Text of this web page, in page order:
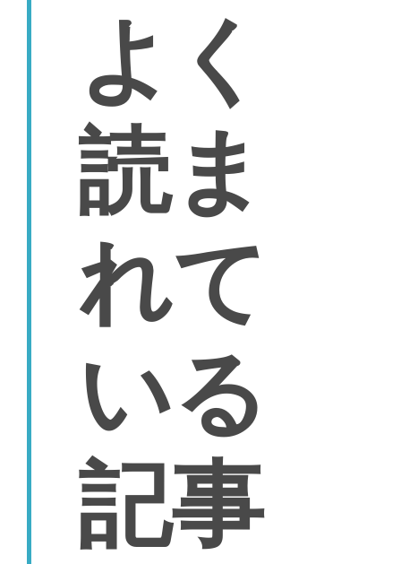
よく
読ま
れて
いる
記事